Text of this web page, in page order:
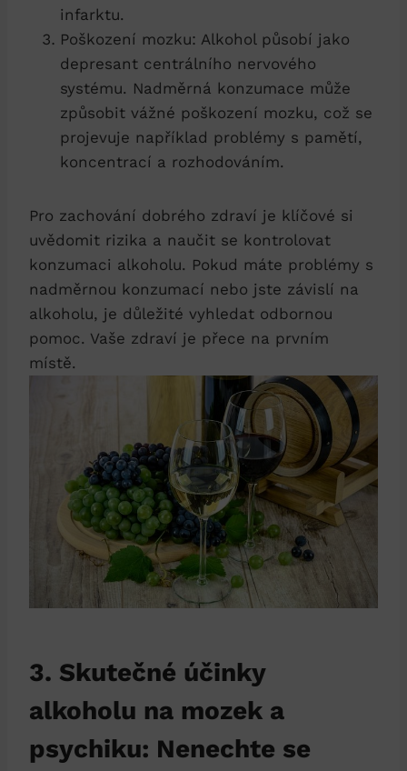
infarktu.
Poškození mozku: Alkohol působí jako
depresant centrálního nervového
systému. Nadměrná konzumace může
způsobit vážné poškození mozku, což se
projevuje například problémy s pamětí,
koncentrací a rozhodováním.
Pro zachování dobrého zdraví je klíčové si
uvědomit rizika a naučit se kontrolovat
konzumaci alkoholu. Pokud máte problémy s
nadměrnou konzumací nebo jste závislí na
alkoholu, je důležité vyhledat odbornou
pomoc. Vaše zdraví je přece na prvním
místě.
3. Skutečné účinky
alkoholu na mozek a
psychiku: Nenechte se